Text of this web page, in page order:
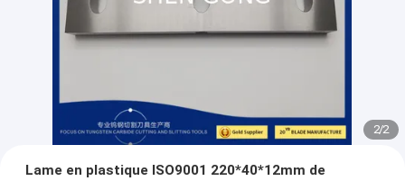
2/2
Lame en plastique ISO9001 220*40*12mm de